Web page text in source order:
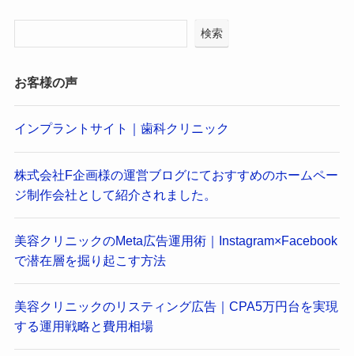
検索
お客様の声
インプラントサイト｜歯科クリニック
株式会社F企画様の運営ブログにておすすめのホームペー
ジ制作会社として紹介されました。
美容クリニックのMeta広告運用術｜Instagram×Facebook
で潜在層を掘り起こす方法
美容クリニックのリスティング広告｜CPA5万円台を実現
する運用戦略と費用相場